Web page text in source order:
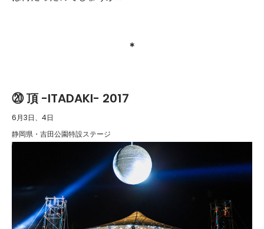
＊
⑳ 頂 -ITADAKI- 2017
6月3日、4日
静岡県・吉田公園特設ステージ